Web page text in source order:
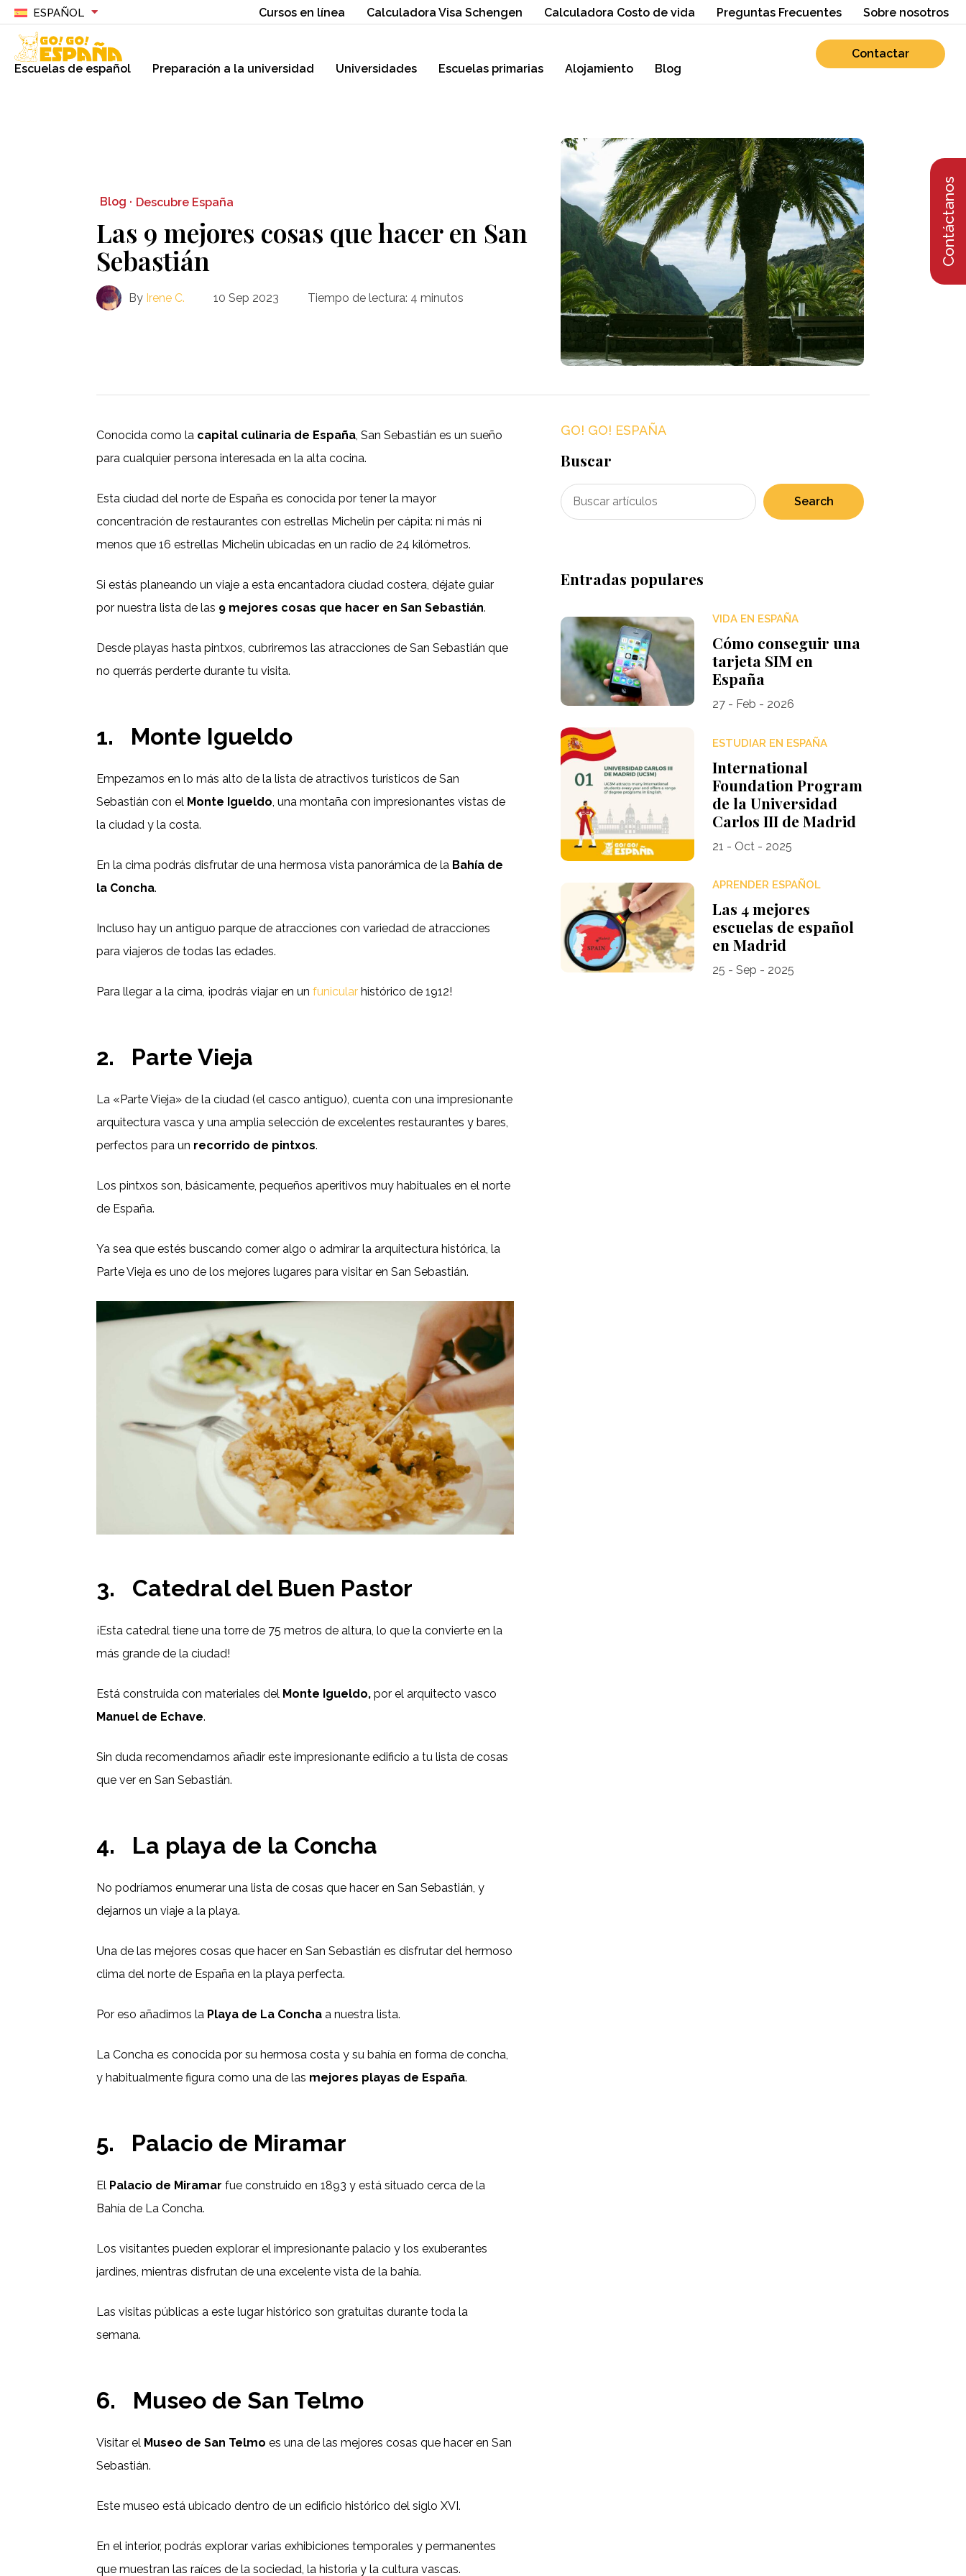
ESPAÑOL Cursos en línea Calculadora Visa Schengen Calculadora Costo de vida Preguntas Frecuentes Sobre nosotros
Escuelas de español Preparación a la universidad Universidades Escuelas primarias Alojamiento Blog
Contactar
Contáctanos
Blog · Descubre España
Las 9 mejores cosas que hacer en San
Sebastián
By Irene C. 10 Sep 2023 Tiempo de lectura: 4 minutos
Conocida como la capital culinaria de España, San Sebastián es un sueño
para cualquier persona interesada en la alta cocina.
Esta ciudad del norte de España es conocida por tener la mayor
concentración de restaurantes con estrellas Michelin per cápita: ni más ni
menos que 16 estrellas Michelin ubicadas en un radio de 24 kilómetros.
Si estás planeando un viaje a esta encantadora ciudad costera, déjate guiar
por nuestra lista de las 9 mejores cosas que hacer en San Sebastián.
Desde playas hasta pintxos, cubriremos las atracciones de San Sebastián que
no querrás perderte durante tu visita.
1. Monte Igueldo
Empezamos en lo más alto de la lista de atractivos turísticos de San
Sebastián con el Monte Igueldo, una montaña con impresionantes vistas de
la ciudad y la costa.
En la cima podrás disfrutar de una hermosa vista panorámica de la Bahía de
la Concha.
Incluso hay un antiguo parque de atracciones con variedad de atracciones
para viajeros de todas las edades.
Para llegar a la cima, ¡podrás viajar en unfunicular histórico de 1912!
2. Parte Vieja
La «Parte Vieja» de la ciudad (el casco antiguo), cuenta con una impresionante
arquitectura vasca y una amplia selección de excelentes restaurantes y bares,
perfectos para un recorrido de pintxos.
Los pintxos son, básicamente, pequeños aperitivos muy habituales en el norte
de España.
Ya sea que estés buscando comer algo o admirar la arquitectura histórica, la
Parte Vieja es uno de los mejores lugares para visitar en San Sebastián.
3. Catedral del Buen Pastor
¡Esta catedral tiene una torre de 75 metros de altura, lo que la convierte en la
más grande de la ciudad!
Está construida con materiales del Monte Igueldo, por el arquitecto vasco
Manuel de Echave.
Sin duda recomendamos añadir este impresionante edificio a tu lista de cosas
que ver en San Sebastián.
4. La playa de la Concha
No podríamos enumerar una lista de cosas que hacer en San Sebastián, y
dejarnos un viaje a la playa.
Una de las mejores cosas que hacer en San Sebastián es disfrutar del hermoso
clima del norte de España en la playa perfecta.
Por eso añadimos la Playa de La Concha a nuestra lista.
La Concha es conocida por su hermosa costa y su bahía en forma de concha,
y habitualmente figura como una de las mejores playas de España.
5. Palacio de Miramar
El Palacio de Miramar fue construido en 1893 y está situado cerca de la
Bahía de La Concha.
Los visitantes pueden explorar el impresionante palacio y los exuberantes
jardines, mientras disfrutan de una excelente vista de la bahía.
Las visitas públicas a este lugar histórico son gratuitas durante toda la
semana.
6. Museo de San Telmo
Visitar el Museo de San Telmo es una de las mejores cosas que hacer en San
Sebastián.
Este museo está ubicado dentro de un edificio histórico del siglo XVI.
En el interior, podrás explorar varias exhibiciones temporales y permanentes
que muestran las raíces de la sociedad, la historia y la cultura vascas.
GO! GO! ESPAÑA
Buscar
Search
Entradas populares
VIDA EN ESPAÑA
Cómo conseguir una
tarjeta SIM en
España
27 - Feb - 2026
ESTUDIAR EN ESPAÑA
International
Foundation Program
de la Universidad
Carlos III de Madrid
21 - Oct - 2025
APRENDER ESPAÑOL
Las 4 mejores
escuelas de español
en Madrid
25 - Sep - 2025